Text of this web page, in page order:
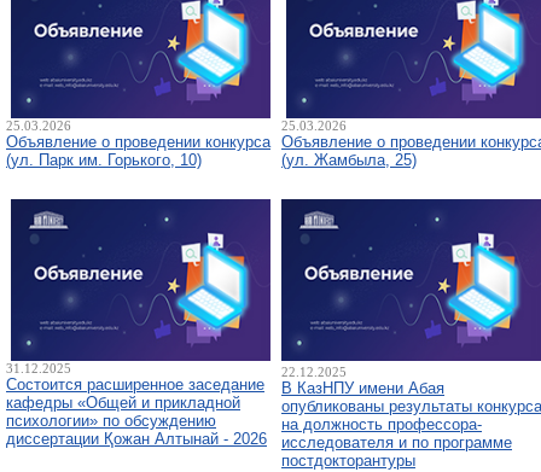
25.03.2026
Объявление о проведении конкурса
(ул. Парк им. Горького, 10)
25.03.2026
Объявление о проведении
(ул. Жамбыла, 25)
31.12.2025
Состоится расширенное заседание
кафедры «Общей и прикладной
психологии» по обсуждению
диссертации Қожан Алтынай - 2026
22.12.2025
В КазНПУ имени Абая
опубликованы результаты конкурса
на должность профессора-
исследователя и по программе
постдокторантуры